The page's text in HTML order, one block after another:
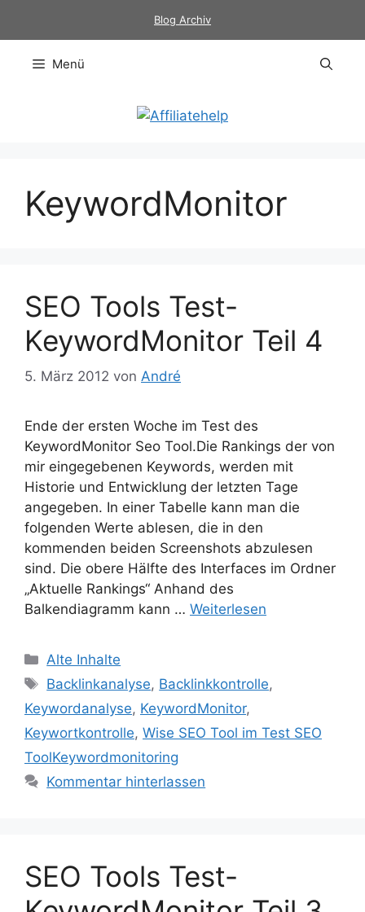
Blog Archiv
Menü
KeywordMonitor
SEO Tools Test-
KeywordMonitor Teil 4
5. März 2012 von André
Ende der ersten Woche im Test des
KeywordMonitor Seo Tool.Die Rankings der von
mir eingegebenen Keywords, werden mit
Historie und Entwicklung der letzten Tage
angegeben. In einer Tabelle kann man die
folgenden Werte ablesen, die in den
kommenden beiden Screenshots abzulesen
sind. Die obere Hälfte des Interfaces im Ordner
„Aktuelle Rankings“ Anhand des
Balkendiagramm kann … Weiterlesen
Kategorien
Alte Inhalte
Schlagwörter
Backlinkanalyse, Backlinkkontrolle,
Keywordanalyse, KeywordMonitor,
Keywortkontrolle, Wise SEO Tool im Test SEO
ToolKeywordmonitoring
Kommentar hinterlassen
SEO Tools Test-